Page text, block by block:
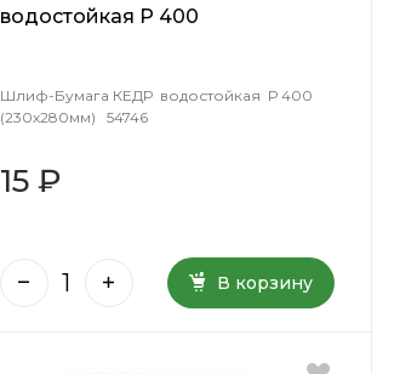
водостойкая Р 400
Шлиф-Бумага КЕДР водостойкая Р 400
(230х280мм) 54746
15 ₽
В корзину